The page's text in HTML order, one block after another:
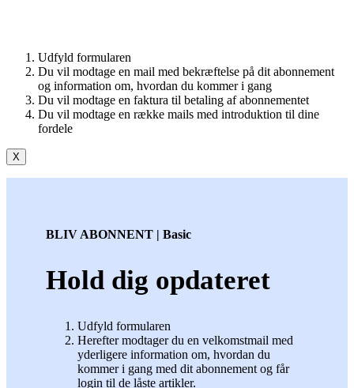
Udfyld formularen
Du vil modtage en mail med bekræftelse på dit abonnement
og information om, hvordan du kommer i gang
Du vil modtage en faktura til betaling af abonnementet
Du vil modtage en række mails med introduktion til dine
fordele
X
BLIV ABONNENT | Basic
Hold dig opdateret
Udfyld formularen
Herefter modtager du en velkomstmail med
yderligere information om, hvordan du
kommer i gang med dit abonnement og får
login til de låste artikler.